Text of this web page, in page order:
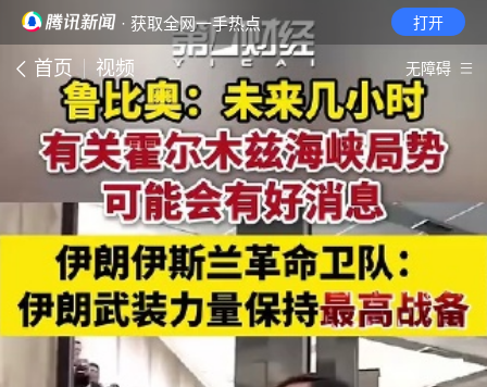
· 获取全网一手热点 打开
首页 视频 无障碍